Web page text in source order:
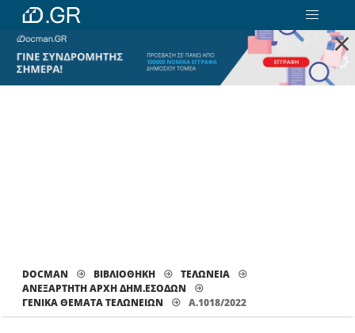
×
DOCMAN ΒΙΒΛΙΟΘΗΚΗ
ΤΕΛΩΝΕΙΑ
ΑΝΕΞΑΡΤΗΤΗ ΑΡΧΗ ΔΗΜ.ΕΣΟΔΩΝ
ΓΕΝΙΚΆ ΘΈΜΑΤΑ ΤΕΛΩΝΕΊΩΝ
Α.1018/2022